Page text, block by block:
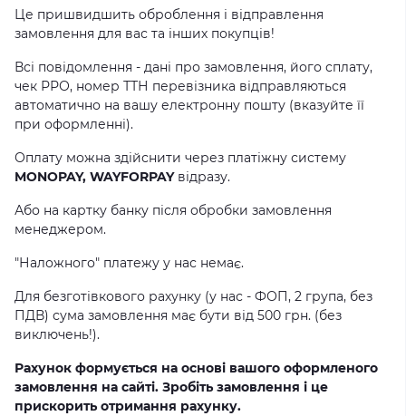
Це пришвидшить оброблення і відправлення
замовлення для вас та інших покупців!
Всі повідомлення - дані про замовлення, його сплату,
чек РРО, номер ТТН перевізника відправляються
автоматично на вашу електронну пошту (вказуйте її
при оформленні).
Оплату можна здійснити через платіжну систему
MONOPAY, WAYFORPAYвідразу.
Або на картку банку після обробки замовлення
менеджером.
"Наложного" платежу у нас немає.
Для безготівкового рахунку (у нас - ФОП, 2 група, без
ПДВ) сума замовлення має бути від 500 грн. (без
виключень!).
Рахунок формується на основі вашого оформленого
замовлення на сайті. Зробіть замовлення і це
прискорить отримання рахунку.